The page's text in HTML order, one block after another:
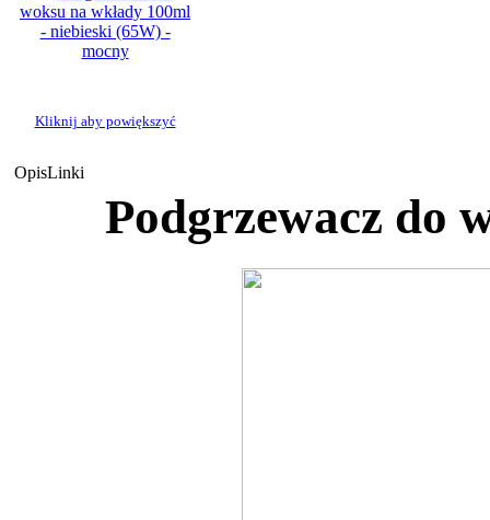
Kliknij aby powiększyć
OpisLinki
Podgrzewacz do